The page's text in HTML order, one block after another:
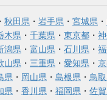
・ 秋田県 ・ 岩手県 ・ 宮城県 ・
木県 ・ 千葉県 ・ 東京都 ・
潟県 ・ 富山県 ・ 石川県 ・
山県 ・ 三重県 ・ 愛知県 ・
県 ・ 岡山県 ・ 島根県 ・ 鳥
県 ・ 香川県 ・ 福岡県 ・ 佐